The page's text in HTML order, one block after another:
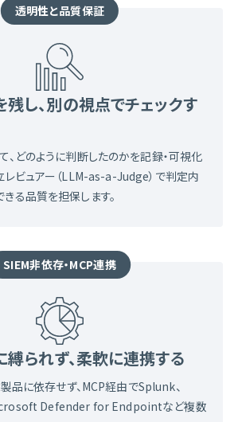
透明性と品質保証
し、別の視点でチェックす
、どのように判断したのかを記録・可視化
レビュアー（LLM-as-a-Judge）で判定内
る品質を担保します。
SIEM非依存・MCP連携
られず、柔軟に連携する
品に依存せず、MCP経由でSplunk、
Defender for Endpointなど複数